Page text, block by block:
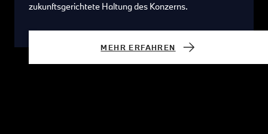
zukunftsgerichtete Haltung des Konzerns.
MEHR ERFAHREN